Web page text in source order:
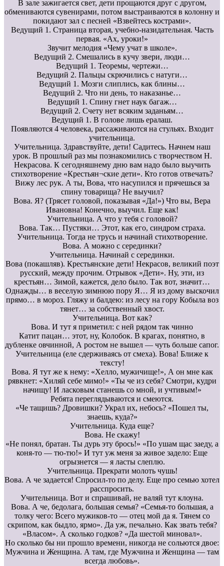
В зале зажигается свет, дети прощаются друг с другом,
обмениваются сувенирами, потом выстраиваются в колонну и
покидают зал с песней «Взвейтесь кострами».
Ведущий 1. Страница вторая, учебно-назидательная. Часть
первая. «Ах, уроки!»
Звучит мелодия «Чему учат в школе».
Ведущий 2. Смешались в кучу звери, люди…
Ведущий 1. Теоремы, чертежи…
Ведущий 2. Пальцы скрючились с натуги…
Ведущий 1. Мозги слиплись, как блины…
Ведущий 2. Что ни день, то наказанье…
Ведущий 1. Спину гнет наук багаж…
Ведущий 2. Счету нет всяким заданьям…
Ведущий 1. В голове лишь ералаш.
Появляются 4 человека, рассаживаются на стульях. Входит
учительница.
Учительница. Здравствуйте, дети! Садитесь. Начнем наш
урок. В прошлый раз мы познакомились с творчеством Н.
Некрасова. К сегодняшнему дню вам надо было выучить
стихотворение «Крестьян¬ские дети». Кто готов отвечать?
Вижу лес рук. А ты, Вова, что насупился и прячешься за
спину товарища? Не выучил?
Вова. Я? (Трясет головой, показывая «Да!») Что вы, Вера
Ивановна! Конечно, выучил. Еще как!
Учительница. А что у тебя с головой?
Вова. Так… Пустяки… Этот, как его, синдром страха.
Учительница. Тогда не трусь и начинай стихотворение.
Вова. А можно с серединки?
Учительница. Начинай с серединки.
Вова (покашляв). Крестьянские дети! Некрасов, великий поэт
русский, между прочим. Отрывок «Дети». Ну, эти, из
крестьян… Зимой, кажется, дело было. Так вот, значит…
Однажды… в веселую зимнюю пору Я… Я из дому выскочил
прямо… в мороз. Гляжу и балдею: из лесу на гору Кобыла воз
тянет… за собственный хвост.
Учительница. Вот как?
Вова. И тут я приметил: с ней рядом так чинно
Катит пацан… этот, ну, Колобок. В крагах, понятно, в
дубленке овчинной, А ростом не вышел — чуть больше сапог.
Учительница (еле сдерживаясь от смеха). Вова! Ближе к
тексту!
Вова. Я тут же к нему: «Хелло, мужичище!», А он мне как
рявкнет: «Хиляй себе мимо!» «Ты че из себя? Смотри, кудри
начищу! И ласковым станешь со мной, и учтивым!»
Ребята переглядываются и смеются.
«Че тащишь? Дровишки? Украл их, небось? «Пошел ты,
знаешь, куда?»
Учительница. Куда еще?
Вова. Не скажу!
«Не понял, братан. Ты дурь эту брось!» «По ушам щас заеду, а
коня-то — тю-тю!» И тут уж меня за живое задело: Еще
огрызнется — я ласты слеплю.
Учительница. Прекрати молоть чушь!
Вова. А че задается! Спросил-то по делу. Еще про семью хотел
расспросить.
Учительница. Вот и спрашивай, не валяй тут клоуна.
Вова. А че, бедолага, большая семья? «Семья-то большая, а
толку чего: Всего мужиков-то — отец мой да я. Тянем со
скрипом, как быдло, ярмо». Да уж, печально. Как звать тебя?
«Власом». А сколько годков? «Да шестой миновал».
Но сколько бы ни прошло времени, никогда не сольются двое:
Мужчина и Женщина. А там, где Мужчина и Женщина — там
всегда любовь».